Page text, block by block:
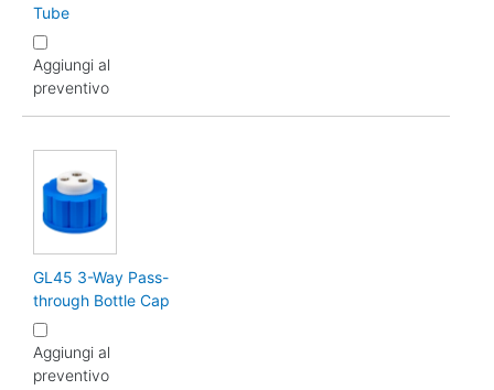
Tube
Aggiungi al
preventivo
GL45 3-Way Pass-
through Bottle Cap
Aggiungi al
preventivo